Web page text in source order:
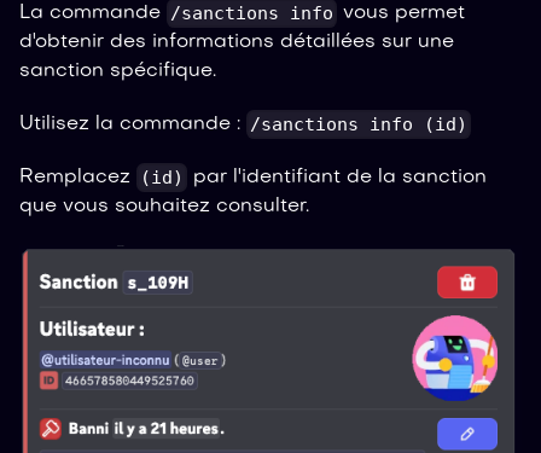
La commande /sanctions info vous permet
d'obtenir des informations détaillées sur une
sanction spécifique.
Utilisez la commande : /sanctions info (id)
Remplacez (id)
par l'identifiant de la sanction
que vous souhaitez consulter.